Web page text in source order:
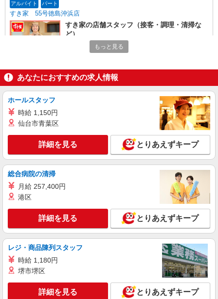
アルバイト パート
すき家 55号徳島沖浜店
すき家の店舗スタッフ（接客・調理・清掃な
ど）
時給1,120円 ※22:00〜翌5:00：時給1,400円 ※
高校生時給1,080円 ※早朝手当（5:00〜9:00）時給
詳細を見る
アルバイト パート
すき家 55号徳島沖浜店
すき家の店舗スタッフ（接客・調理・清掃な
ど）
時給1,400円
徳島県徳島市山城西4-1
キープ 詳細を見る
アルバイト パート
すき家 192号徳島国府店
すき家の店舗スタッフ（接客・調理・清掃な
ど）
時給1,120円 ※22:00〜翌5:00：時給1,400円 ※
高校生時給1,080円 ※早朝手当（5:00〜9:00）時給
徳島県徳島市国府町観音寺大溝122-1
キープ 詳細を見る
もっと見る
あなたにおすすめの求人情報
ホールスタッフ
時給 1,150円
仙台市青葉区
詳細を見る とりあえずキープ
総合病院の清掃
月給 257,400円
港区
詳細を見る とりあえずキープ
レジ・商品陳列スタッフ
時給 1,180円
堺市堺区
詳細を見る とりあえずキープ